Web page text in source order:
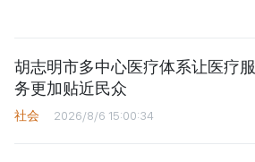
胡志明市多中心医疗体系让医疗服
务更加贴近民众
社会 2026/8/6 15:00:34